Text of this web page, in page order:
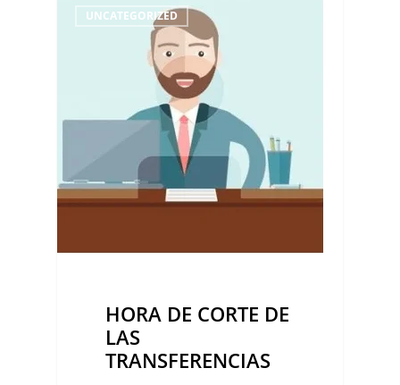
LAS
TRANSFERENCIAS
UNCATEGORIZED
HORA DE CORTE DE
LAS
TRANSFERENCIAS
0